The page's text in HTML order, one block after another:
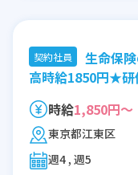
契約社員
生命保
高時給1850円★
時給1,850円～
東京都江東区
週4 , 週5